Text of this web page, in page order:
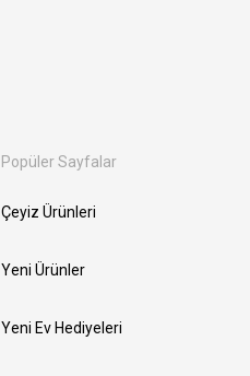
Popüler Sayfalar
Çeyiz Ürünleri
Yeni Ürünler
Yeni Ev Hediyeleri